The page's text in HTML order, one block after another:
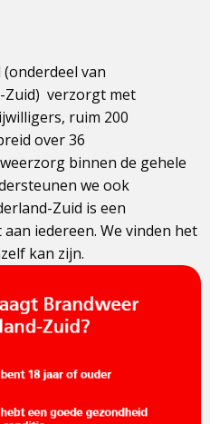
van
Zuid) verzorgt met
ruim 200
over 36
binnen de gehele
we ook
Zuid is een
iedereen. We vinden het
kan zijn.